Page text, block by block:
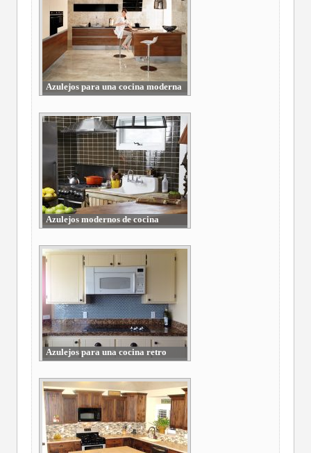
Azulejos para una cocina moderna
Azulejos modernos de cocina
Azulejos para una cocina retro